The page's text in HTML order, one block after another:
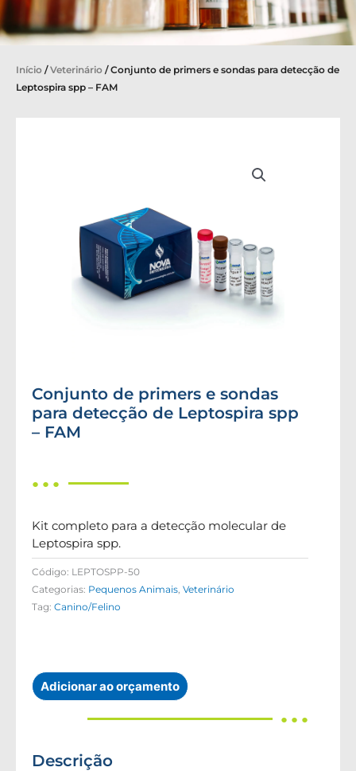
Início /Veterinário / Conjunto de primers e sondas para detecção de
Leptospira spp – FAM
Conjunto de primers e sondas
para detecção de Leptospira spp
– FAM
● ● ●
Kit completo para a detecção molecular de
Leptospira spp.
Código: LEPTOSPP-50
Categorias: Pequenos Animais Veterinário
Tag: Canino/Felino
Adicionar ao orçamento
● ● ●
Descrição